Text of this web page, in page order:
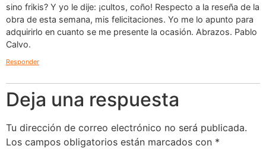
sino frikis? Y yo le dije: ¡cultos, coño! Respecto a la reseña de la
obra de esta semana, mis felicitaciones. Yo me lo apunto para
adquirirlo en cuanto se me presente la ocasión. Abrazos. Pablo
Calvo.
Responder
Deja una respuesta
Tu dirección de correo electrónico no será publicada.
Los campos obligatorios están marcados con *